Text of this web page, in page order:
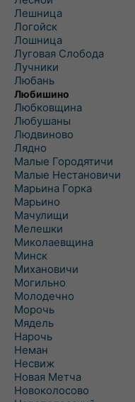
Лешница
Логойск
Лошница
Луговая Слобода
Лучники
Любань
Любишино
Любковщина
Любушаны
Людвиново
Лядно
Малые Городятичи
Малые Нестановичи
Марьина Горка
Марьино
Мачулищи
Мелешки
Миколаевщина
Минск
Михановичи
Могильно
Молодечно
Морочь
Мядель
Нарочь
Неман
Несвиж
Новая Метча
Новоколосово